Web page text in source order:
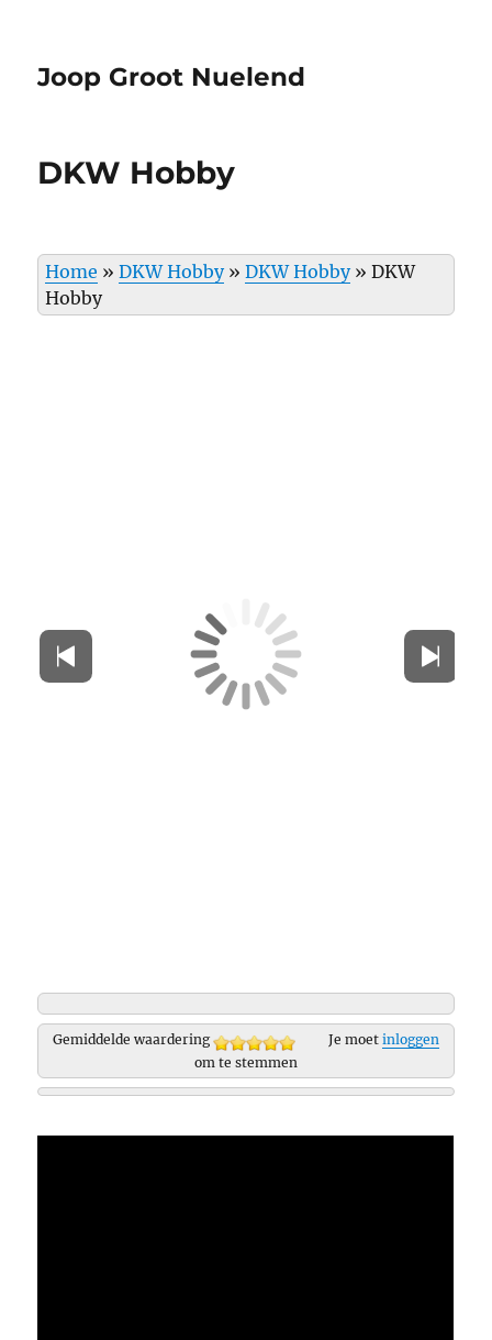
Joop Groot Nuelend
DKW Hobby
Home »DKW Hobby»DKW Hobby»DKW
Hobby
Gemiddelde waardering Je moet inloggen
om te stemmen